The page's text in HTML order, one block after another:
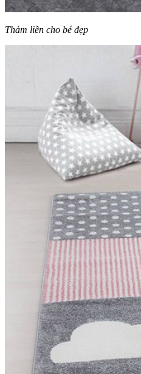
Thảm liền cho bé đẹp